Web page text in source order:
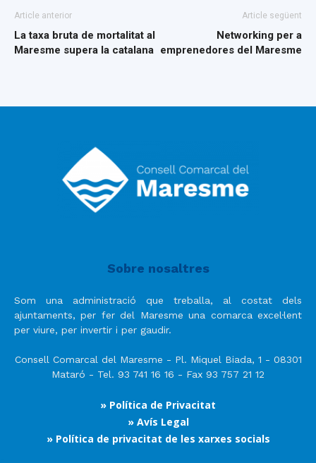
Article anterior
La taxa bruta de mortalitat al
Maresme supera la catalana
Article següent
Networking per a
emprenedores del Maresme
Sobre nosaltres
Som una administració que treballa, al costat dels
ajuntaments, per fer del Maresme una comarca excel·lent
per viure, per invertir i per gaudir.
Consell Comarcal del Maresme - Pl. Miquel Biada, 1 - 08301
Mataró - Tel. 93 741 16 16 - Fax 93 757 21 12
» Política de Privacitat
» Avís Legal
» Política de privacitat de les xarxes socials